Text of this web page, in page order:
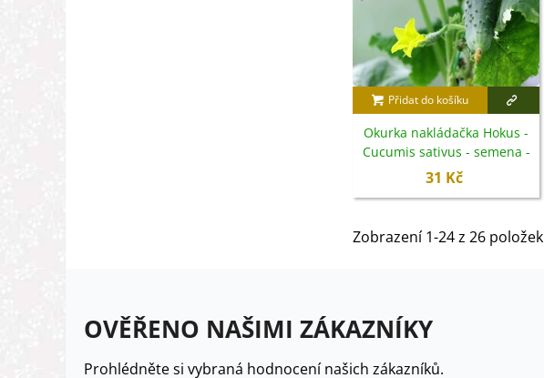
Přidat do košíku
Okurka nakládačka Hokus -
Cucumis sativus - semena -
15 ks
31 Kč
Zobrazení 1-24 z 26 položek
OVĚŘENO NAŠIMI ZÁKAZNÍKY
Prohlédněte si vybraná hodnocení našich zákazníků.